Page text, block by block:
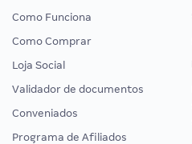
Como Funciona
Como Comprar
Loja Social
Validador de documentos
Conveniados
Programa de Afiliados